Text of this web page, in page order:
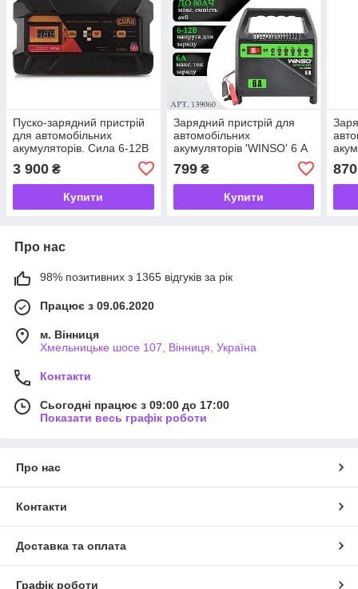
Пуско-зарядний пристрій
для автомобільних
акумуляторів. Сила 6-12В
3 900 ₴
Купити
Зарядний пристрій для
автомобільних
акумуляторів 'WINSO' 6 А
799₴
Купити
870
Про нас
98% позитивних з 1365 відгуків за рік
Працює з 09.06.2020
м. Вінниця
Хмельницьке шосе 107, Вінниця, Україна
Контакти
Сьогодні працює з 09:00 до 17:00
Показати весь графік роботи
Про нас
Контакти
Доставка та оплата
Графік роботи